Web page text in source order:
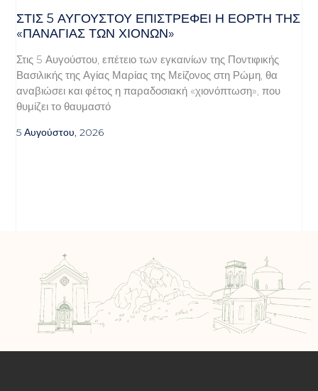
ΣΤΙΣ 5 ΑΥΓΟΎΣΤΟΥ ΕΠΙΣΤΡΈΦΕΙ Η ΕΟΡΤΉ ΤΗΣ
«ΠΑΝΑΓΊΑΣ ΤΩΝ ΧΙΌΝΩΝ»
Στις 5 Αυγούστου, επέτειο των εγκαινίων της Ποντιφικής
Βασιλικής της Αγίας Μαρίας της Μείζονος στη Ρώμη, θα
αναβιώσει και φέτος η παραδοσιακή «χιονόπτωση», που
θυμίζει το θαυμαστό
5 Αυγούστου, 2026